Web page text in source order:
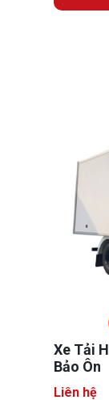
Xe Tải
Bảo Ôn
Liên hệ